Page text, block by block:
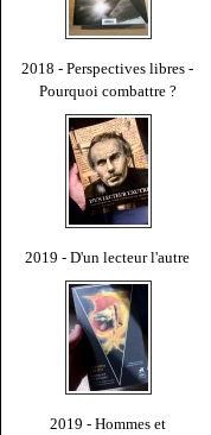
2018 - Perspectives libres -
Pourquoi combattre ?
2019 - D'un lecteur l'autre
2019 - Hommes et